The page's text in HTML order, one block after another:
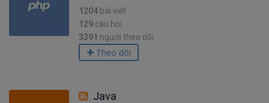
1204 bài viết
129 câu hỏi
3391 người theo dõi
Theo dõi
Java